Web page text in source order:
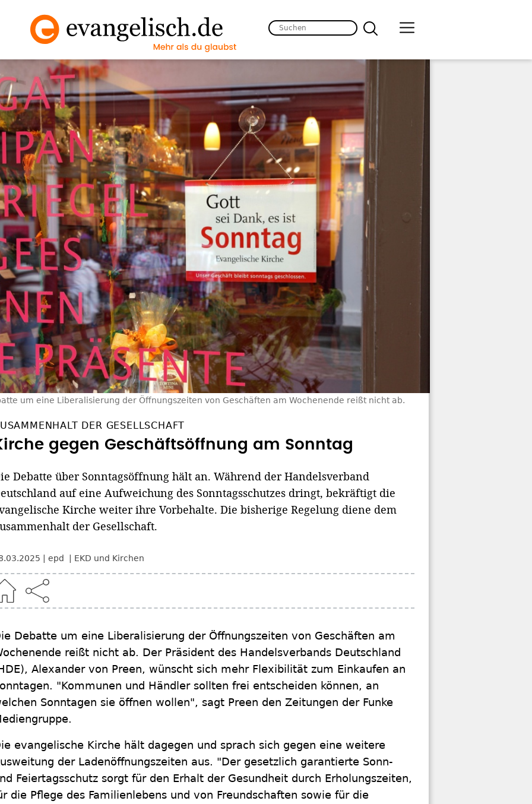
um eine Liberalisierung der Öffnungszeiten von Geschäften am Wochenende reißt nicht ab.
DER GESELLSCHAFT
gegen Geschäftsöffnung am Sonntag
Debatte über Sonntagsöffnung hält an. Während der Handelsverband
auf eine Aufweichung des Sonntagsschutzes dringt, bekräftigt die
Kirche weiter ihre Vorbehalte. Die bisherige Regelung diene dem
der Gesellschaft.
epd EKD und Kirchen
Debatte um eine Liberalisierung der Öffnungszeiten von Geschäften am
reißt nicht ab. Der Präsident des Handelsverbands Deutschland
Alexander von Preen, wünscht sich mehr Flexibilität zum Einkaufen an
"Kommunen und Händler sollten frei entscheiden können, an
Sonntagen sie öffnen wollen", sagt Preen den Zeitungen der Funke
evangelische Kirche hält dagegen und sprach sich gegen eine weitere
der Ladenöffnungszeiten aus. "Der gesetzlich garantierte Sonn-
Feiertagsschutz sorgt für den Erhalt der Gesundheit durch Erholungszeiten,
die Pflege des Familienlebens und von Freundschaften sowie für die